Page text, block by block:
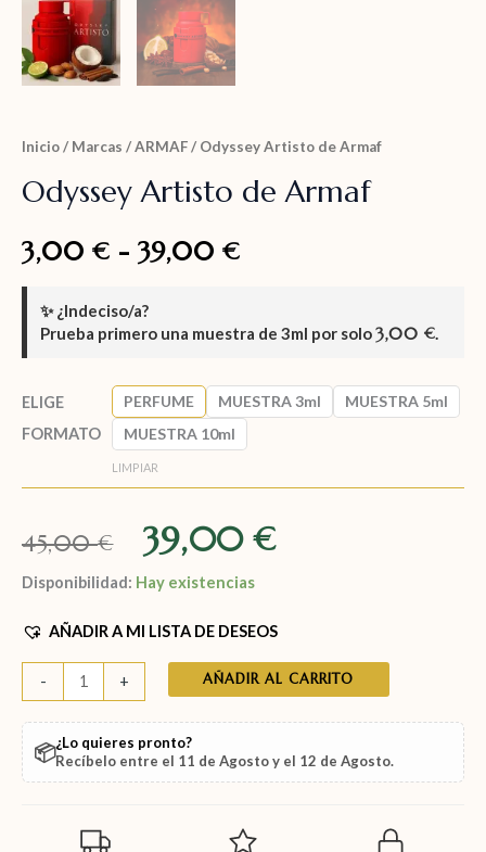
Inicio/ Marcas /ARMAF/ Odyssey Artisto de Armaf
Odyssey Artisto de Armaf
3,00 € - 39,00 €
✨¿Indeciso/a?
Prueba primero una muestra de 3ml por solo3,00 €.
ELIGE
FORMATO
PERFUME MUESTRA 3ml
MUESTRA 5ml
MUESTRA 10ml
LIMPIAR
45,00€ 39,00€
Disponibilidad: Hay existencias
AÑADIR A MI LISTA DE DESEOS
- + AÑADIR AL CARRITO
📦¿Lo quieres pronto?
Recíbelo entre el 11 de Agostoy el 12 de Agosto.